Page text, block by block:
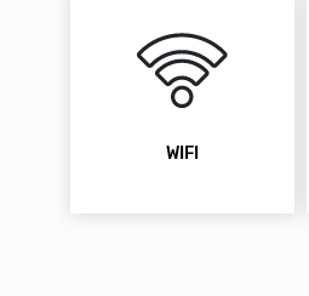
WIFI